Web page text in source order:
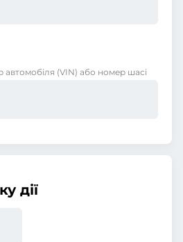
автомобіля (VIN) або номер шасі
дії